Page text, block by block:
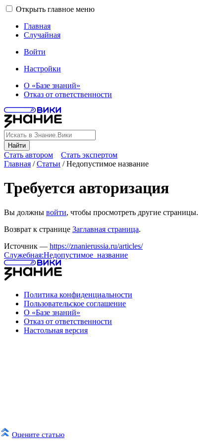
Открыть главное меню
Главная
Случайная
Войти
Настройки
О «Базе знаний»
Отказ от ответственности
Найти
Стать автором Стать экспертом
Оцените статью
Главная /Статьи /Недопустимое название
Требуется авторизация
Вы должны войти, чтобы просмотреть другие страницы.
Возврат к странице Заглавная страница.
Источник — https://znanierussia.ru/articles/
Служебная:Недопустимое_название
Политика конфиденциальности
Пользовательское соглашение
О «Базе знаний»
Отказ от ответственности
Настольная версия